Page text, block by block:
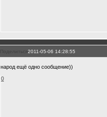
Поделиться2011-05-06 14:28:55
народ ещё одно сообщение))
0